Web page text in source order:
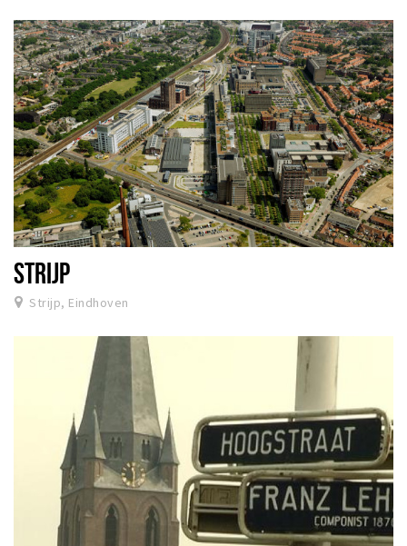
STRIJP
Strijp, Eindhoven